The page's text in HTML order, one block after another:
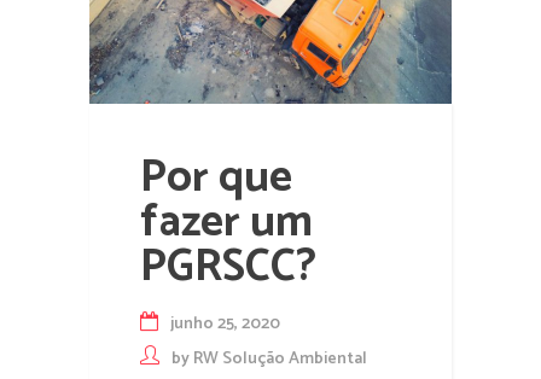
Por que
fazer um
PGRSCC?
junho 25, 2020
byRW Solução Ambiental